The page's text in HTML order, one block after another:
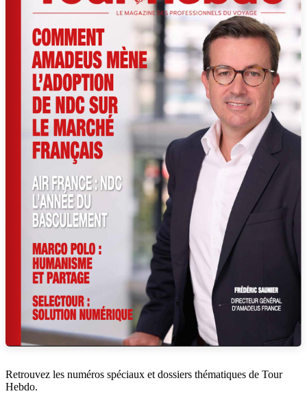
Retrouvez les numéros spéciaux et dossiers thématiques de Tour
Hebdo.